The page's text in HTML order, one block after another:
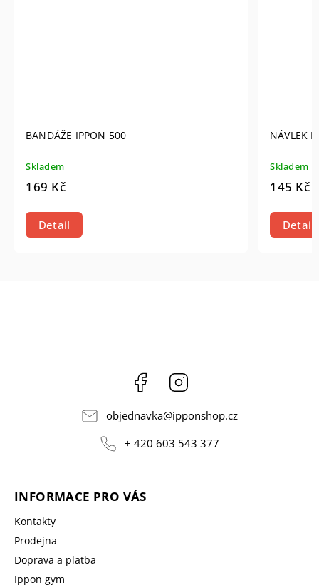
BANDÁŽE IPPON 500
Skladem
169 Kč
Detail
NÁVLEK
Skladem
145 Kč
Detail
Facebook
objednavka@ipponshop.cz
+ 420 603 543 377
INFORMACE PRO VÁS
Kontakty
Prodejna
Doprava a platba
Ippon gym